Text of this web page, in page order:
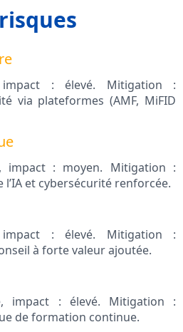
: élevé. Mitigation :
via plateformes (AMF, MiFID
impact : moyen. Mitigation :
et cybersécurité renforcée.
: élevé. Mitigation :
à forte valeur ajoutée.
impact : élevé. Mitigation :
de formation continue.